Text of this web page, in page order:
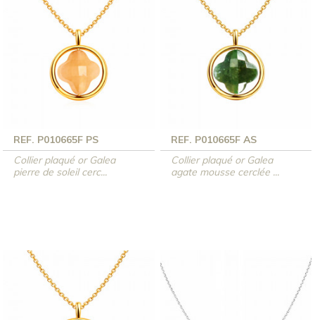
REF. P010665F PS
Collier plaqué or Galea
pierre de soleil cerc...
REF. P010665F AS
Collier plaqué or Galea
agate mousse cerclée ...